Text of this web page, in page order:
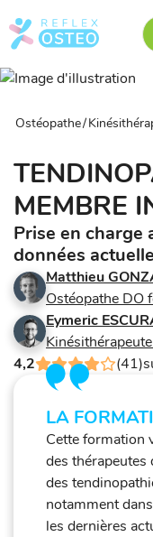
Ostéopathe/
MEMBRE
Prise en charge
données
Matthieu
Ostéopathe DO
Eymeric
4,2
(41)
LA
Cette formation
des
des
notamment
les dernières